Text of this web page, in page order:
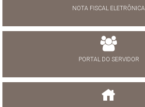
NOTA FISCAL ELETRÔNICA
PORTAL DO SERVIDOR